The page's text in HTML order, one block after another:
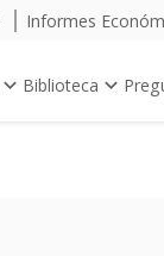
Informes
Biblioteca